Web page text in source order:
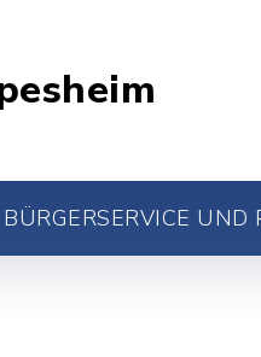
BÜRGERSERVICE UND